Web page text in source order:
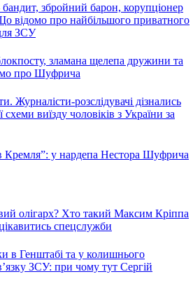
збройний барон, корупціонер
відомо про найбільшого приватного
ЗСУ
зламана щелепа дружини та
про Шуфрича
Журналісти-розслідувачі дізнались
виїзду чоловіків з України за
Кремля”: у нардепа Нестора Шуфрича
олігарх? Хто такий Максим Кріппа
спецслужби
в Генштабі та у колишнього
ЗСУ: при чому тут Сергій